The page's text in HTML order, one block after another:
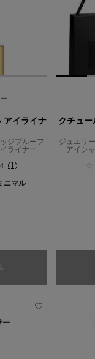
アイライナ
ジプルーフ
ライナー
4 (1)
ニマル
みリエーションは在庫切れ
リキッドクチュール
クチュー
ジュエリ
アイシ